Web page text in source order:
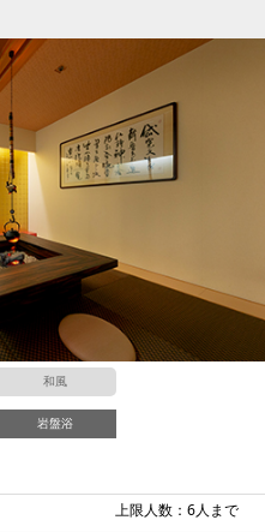
和風
岩盤浴
上限人数：6人まで